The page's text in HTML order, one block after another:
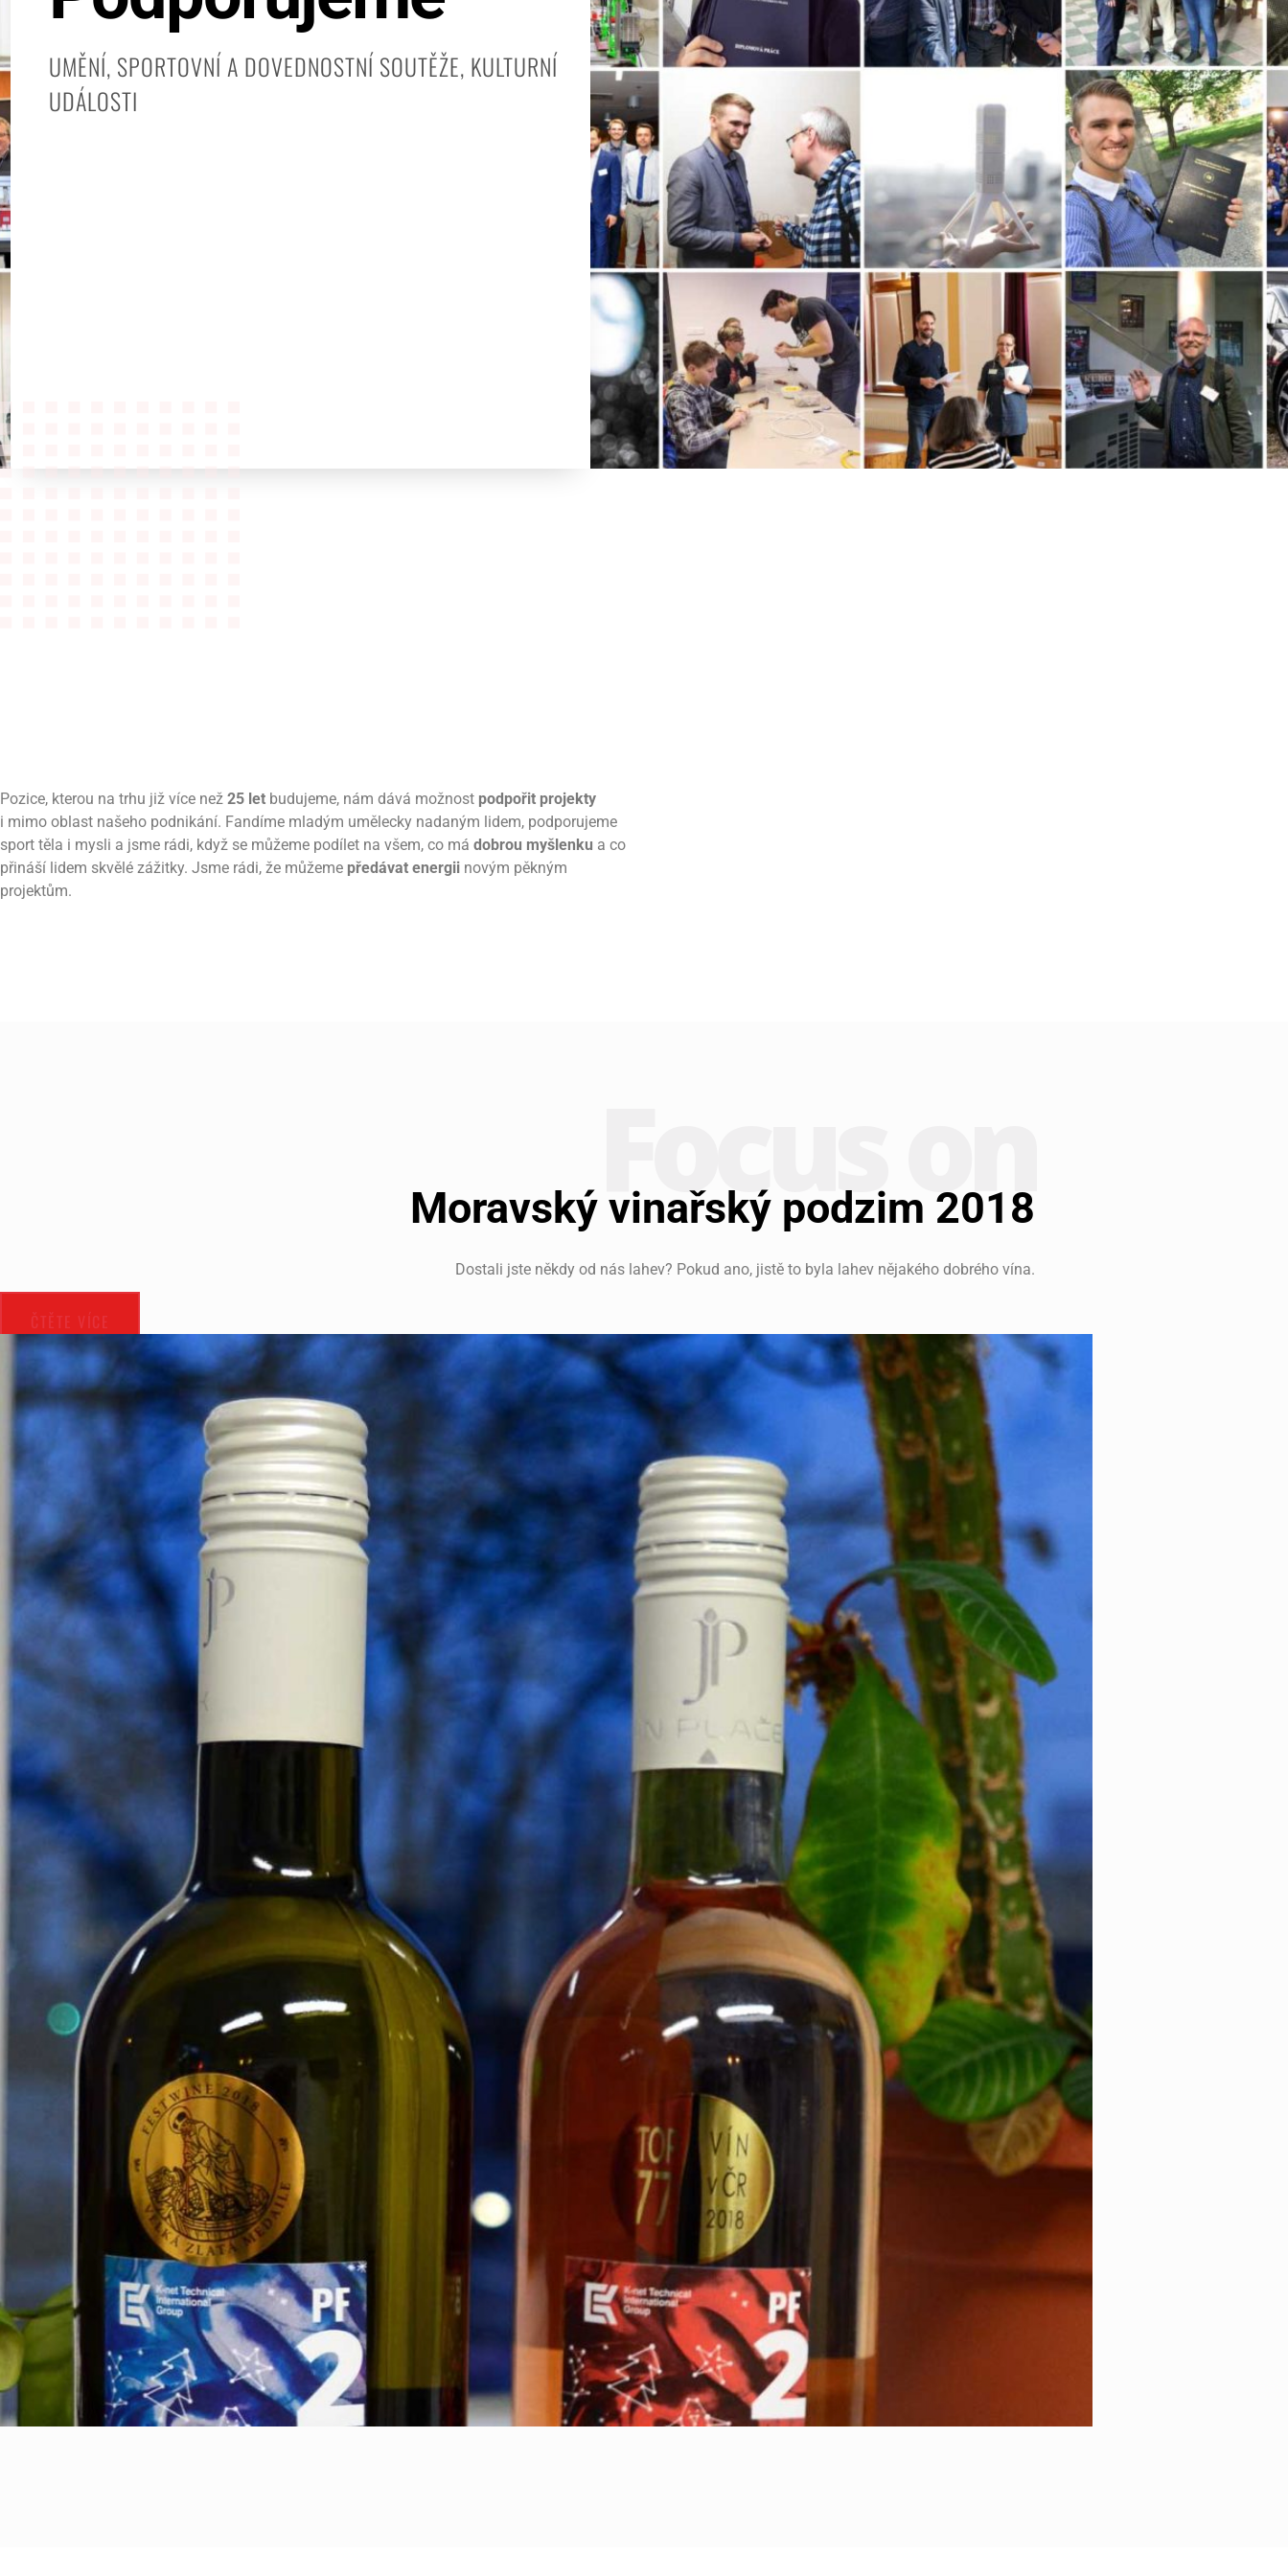
UMĚNÍ, SPORTOVNÍ A DOVEDNOSTNÍ SOUTĚŽE, KULTURNÍ
UDÁLOSTI
Pozice, kterou na trhu již více než 25 let budujeme, nám dává možnost podpořit projekty
i mimo oblast našeho podnikání. Fandíme mladým umělecky nadaným lidem, podporujeme
sport těla i mysli a jsme rádi, když se můžeme podílet na všem, co má dobrou myšlenku a co
přináší lidem skvělé zážitky. Jsme rádi, že můžeme předávat energii novým pěkným
projektům.
Focus on
Moravský vinařský podzim 2018
Dostali jste někdy od nás lahev? Pokud ano, jistě to byla lahev nějakého dobrého vína.
ČTĚTE VÍCE